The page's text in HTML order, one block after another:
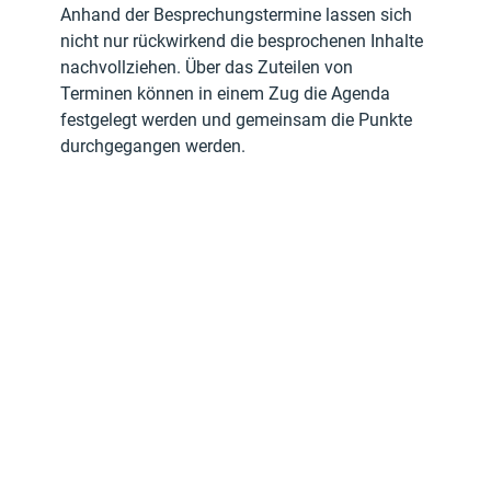
Anhand der Besprechungstermine lassen sich
nicht nur rückwirkend die besprochenen Inhalte
nachvollziehen. Über das Zuteilen von
Terminen können in einem Zug die Agenda
festgelegt werden und gemeinsam die Punkte
durchgegangen werden.